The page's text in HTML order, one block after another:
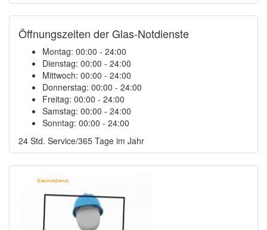
Öffnungszeiten der Glas-Notdienste
Montag: 00:00 - 24:00
Dienstag: 00:00 - 24:00
Mittwoch: 00:00 - 24:00
Donnerstag: 00:00 - 24:00
Freitag: 00:00 - 24:00
Samstag: 00:00 - 24:00
Sonntag: 00:00 - 24:00
24 Std. Service/365 Tage im Jahr